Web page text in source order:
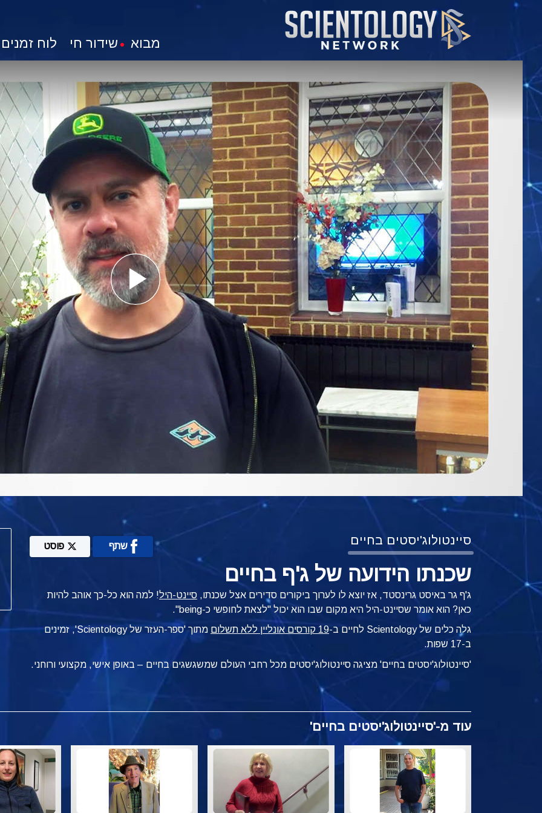
מבוא שידור חי לוח זמנים
Play
Video
סיינטולוג'יסטים בחיים שתף פוסט
שכנתו הידועה של ג'ף בחיים
ג'ף גר באיסט גרינסטד, אז יוצא לו לערוך ביקורים סדירים אצל שכנתו, סיינט-היל! למה הוא כל-כך אוהב להיות
כאן? הוא אומר שסיינט-היל היא מקום שבו הוא יכול "לצאת לחופשי כ-being".
גלה כלים של Scientology לחיים ב-
19 קורסים אונליין ללא תשלום
מתוך 'ספר-העזר של Scientology', זמינים
ב-17 שפות.
'סיינטולוג'יסטים בחיים' מציגה סיינטולוג'יסטים מכל רחבי העולם שמשגשגים בחיים – באופן אישי, מקצועי ורוחני.
עוד מ-'סיינטולוג'יסטים בחיים'